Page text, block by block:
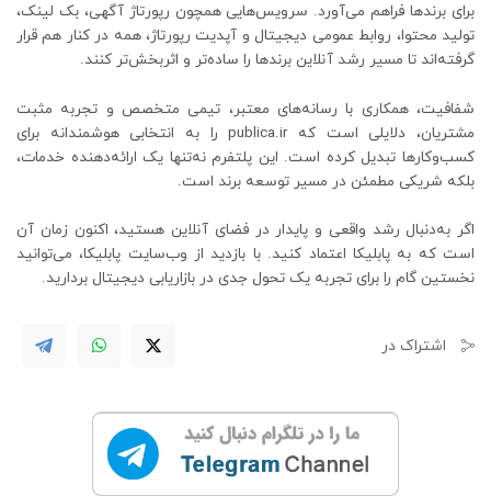
برای برندها فراهم می‌آورد. سرویس‌هایی همچون رپورتاژ آگهی، بک لینک،
تولید محتوا، روابط عمومی دیجیتال و آپدیت رپورتاژ، همه در کنار هم قرار
گرفته‌اند تا مسیر رشد آنلاین برندها را ساده‌تر و اثربخش‌تر کنند.
شفافیت، همکاری با رسانه‌های معتبر، تیمی متخصص و تجربه مثبت
مشتریان، دلایلی است که publica.ir را به انتخابی هوشمندانه برای
کسب‌وکارها تبدیل کرده است. این پلتفرم نه‌تنها یک ارائه‌دهنده خدمات،
بلکه شریکی مطمئن در مسیر توسعه برند است.
اگر به‌دنبال رشد واقعی و پایدار در فضای آنلاین هستید، اکنون زمان آن
است که به پابلیکا اعتماد کنید. با بازدید از وب‌سایت پابلیکا، می‌توانید
نخستین گام را برای تجربه یک تحول جدی در بازاریابی دیجیتال بردارید.
اشتراک در